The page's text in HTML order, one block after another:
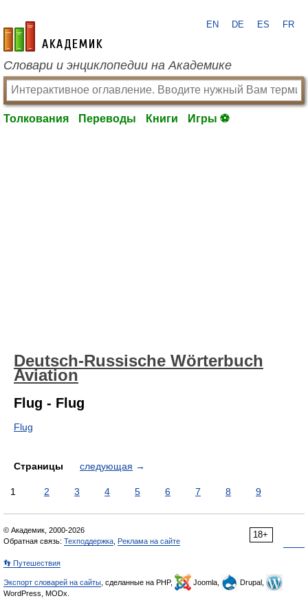
academic.ru
EN DE ES FR
Словари и энциклопедии на Академике
Толкования Переводы Книги Игры ⚽
Deutsch-Russische Wörterbuch
Aviation
Flug - Flug
Flug
Страницы следующая →
1 2 3 4 5 6 7 8 9
18+
© Академик, 2000-2026
Обратная связь: Техподдержка Реклама на сайте
👣 Путешествия
Экспорт словарей на сайты , сделанные на PHP, Joomla,
Drupal,
WordPress, MODx.